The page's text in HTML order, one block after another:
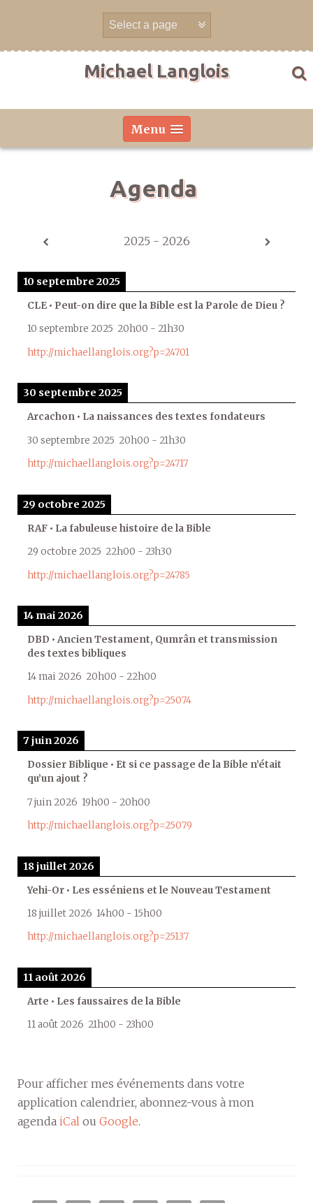
Michael Langlois
Menu
Agenda
2025 - 2026
10 septembre 2025
CLE • Peut-on dire que la Bible est la Parole de Dieu ?
10 septembre 2025 20h00 - 21h30
http://michaellanglois.org?p=24701
30 septembre 2025
Arcachon • La naissances des textes fondateurs
30 septembre 2025 20h00 - 21h30
http://michaellanglois.org?p=24717
29 octobre 2025
RAF • La fabuleuse histoire de la Bible
29 octobre 2025 22h00 - 23h30
http://michaellanglois.org?p=24785
14 mai 2026
DBD • Ancien Testament, Qumrân et transmission
des textes bibliques
14 mai 2026 20h00 - 22h00
http://michaellanglois.org?p=25074
7 juin 2026
Dossier Biblique • Et si ce passage de la Bible n’était
qu’un ajout ?
7 juin 2026 19h00 - 20h00
http://michaellanglois.org?p=25079
18 juillet 2026
Yehi-Or • Les esséniens et le Nouveau Testament
18 juillet 2026 14h00 - 15h00
http://michaellanglois.org?p=25137
11 août 2026
Arte • Les faussaires de la Bible
11 août 2026 21h00 - 23h00
Pour afficher mes événements dans votre
application calendrier, abonnez-vous à mon
agenda iCal ou Google.